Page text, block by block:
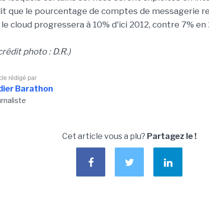
que le pourcentage de comptes de messagerie
cloud progressera à 10% d'ici 2012, contre 7% en
photo : D.R.)
rédigé par
Barathon
Cet article vous a plu? Partagez le !